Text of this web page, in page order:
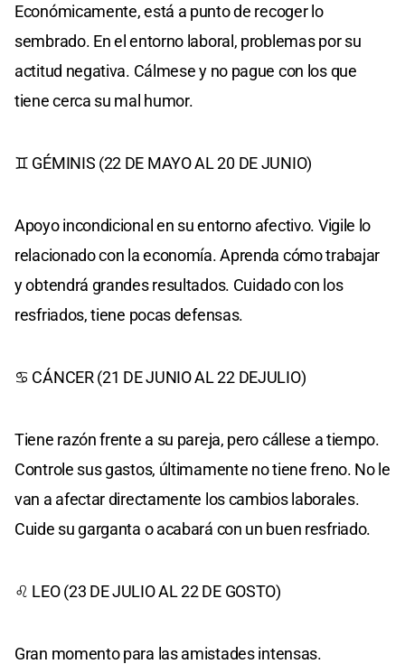
Económicamente, está a punto de recoger lo
sembrado. En el entorno laboral, problemas por su
actitud negativa. Cálmese y no pague con los que
tiene cerca su mal humor.
♊ GÉMINIS (22 DE MAYO AL 20 DE JUNIO)
Apoyo incondicional en su entorno afectivo. Vigile lo
relacionado con la economía. Aprenda cómo trabajar
y obtendrá grandes resultados. Cuidado con los
resfriados, tiene pocas defensas.
♋ CÁNCER (21 DE JUNIO AL 22 DEJULIO)
Tiene razón frente a su pareja, pero cállese a tiempo.
Controle sus gastos, últimamente no tiene freno. No le
van a afectar directamente los cambios laborales.
Cuide su garganta o acabará con un buen resfriado.
♌ LEO (23 DE JULIO AL 22 DE GOSTO)
Gran momento para las amistades intensas.